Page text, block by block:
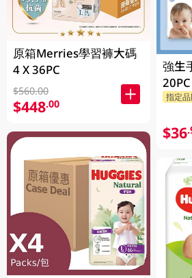
原箱Merries學習褲大碼
4 X 36PC
$560.00
$448.00
強生
20PC
指定
$36